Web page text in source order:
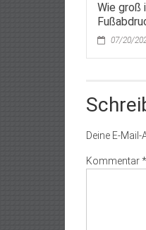
Wie groß
07/20/
Deine E-
Kommentar*